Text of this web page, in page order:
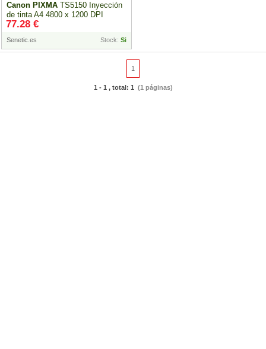
Canon PIXMA TS5150 Inyección
de tinta A4 4800 x 1200 DPI
2228C006
Senetic.es Stock: Si
77.28 €
1
1 - 1 , total: 1 (1 páginas)